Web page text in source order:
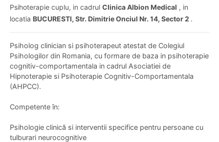
Psihoterapie cuplu, in cadrul Clinica Albion Medical , in
locatia BUCURESTI, Str. Dimitrie Onciul Nr. 14, Sector 2 .
Psiholog clinician si psihoterapeut atestat de Colegiul
Psihologilor din Romania, cu formare de baza in psihoterapie
cognitiv-comportamentala in cadrul Asociatiei de
Hipnoterapie si Psihoterapie Cognitiv-Comportamentala
(AHPCC).
Competente în:
Psihologie clinică si interventii specifice pentru persoane cu
tulburari neurocognitive